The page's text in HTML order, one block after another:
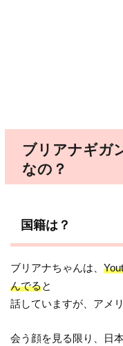
ブリアナギガ
なの？
国籍は？
ブリアナちゃんは、
んでると
話していますが、アメ
会う顔を見る限り、日